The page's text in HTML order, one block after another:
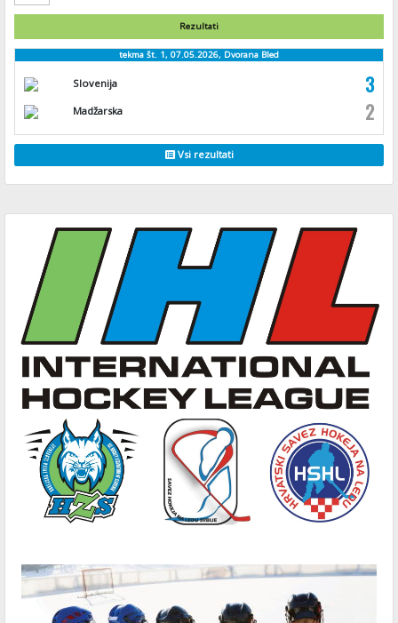
Rezultati
tekma št. 1, 07.05.2026, Dvorana Bled
Slovenija 3
Madžarska 2
Vsi rezultati